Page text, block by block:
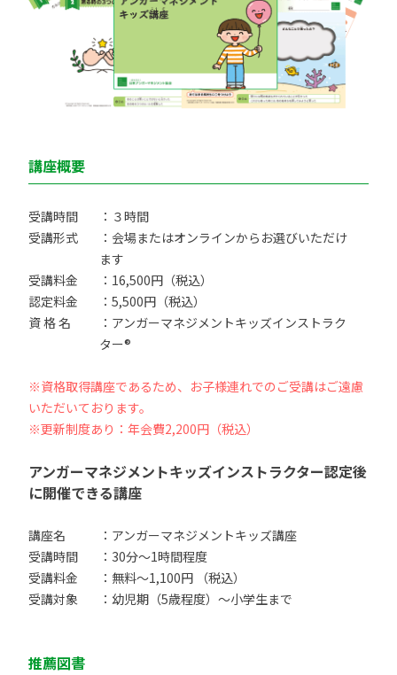
講座概要
受講時間
：３時間
受講形式
：会場またはオンラインからお選びいただけ
ます
受講料金
：16,500円（税込）
認定料金
：5,500円（税込）
資 格 名
：アンガーマネジメントキッズインストラク
ター®
※資格取得講座であるため、お子様連れでのご受講はご遠慮
いただいております。
※更新制度あり：年会費2,200円（税込）
アンガーマネジメントキッズインストラクター認定後
に開催できる講座
講座名
：アンガーマネジメントキッズ講座
受講時間
：30分〜1時間程度
受講料金
：無料〜1,100円 （税込）
受講対象
：幼児期（5歳程度）〜小学生まで
推薦図書